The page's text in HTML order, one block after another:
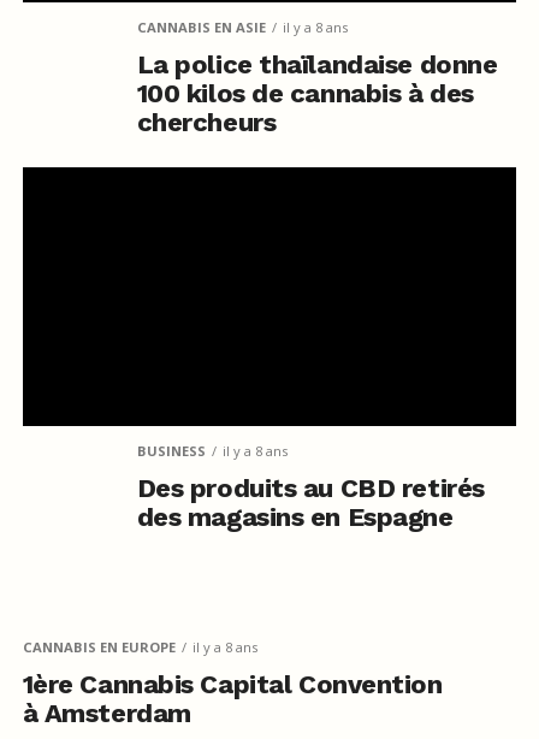
CANNABIS EN ASIE il y a 8 ans
La police thaïlandaise donne
100 kilos de cannabis à des
chercheurs
BUSINESS il y a 8 ans
Des produits au CBD retirés
des magasins en Espagne
CANNABIS EN EUROPE il y a 8 ans
1ère Cannabis Capital Convention
à Amsterdam